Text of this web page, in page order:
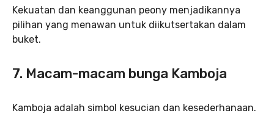
Kekuatan dan keanggunan peony menjadikannya
pilihan yang menawan untuk diikutsertakan dalam
buket.
7. Macam-macam bunga Kamboja
Kamboja adalah simbol kesucian dan kesederhanaan.